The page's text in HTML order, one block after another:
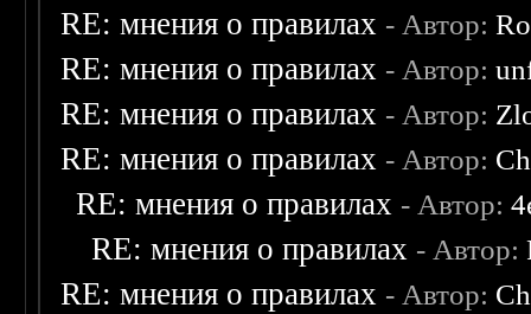
RE: мнения о правилах - Автор:
RE: мнения о правилах - Автор:
RE: мнения о правилах - Автор:
RE: мнения о правилах - Автор:
RE: мнения о правилах - Автор:
RE: мнения о правилах - Автор:
RE: мнения о правилах - Автор: